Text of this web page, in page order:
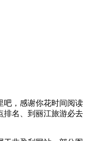
吧，感谢你花时间阅读
排名、到丽江旅游必去